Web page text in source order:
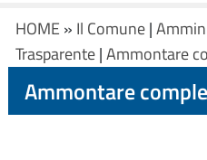
HOME » Il Comune|
Trasparente|Ammontare
Ammontare